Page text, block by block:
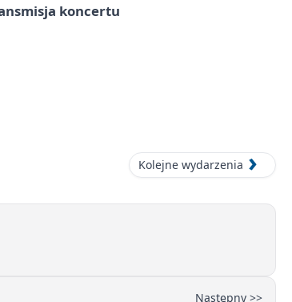
koncertu
Kolejne wydarzenia
Następny >>